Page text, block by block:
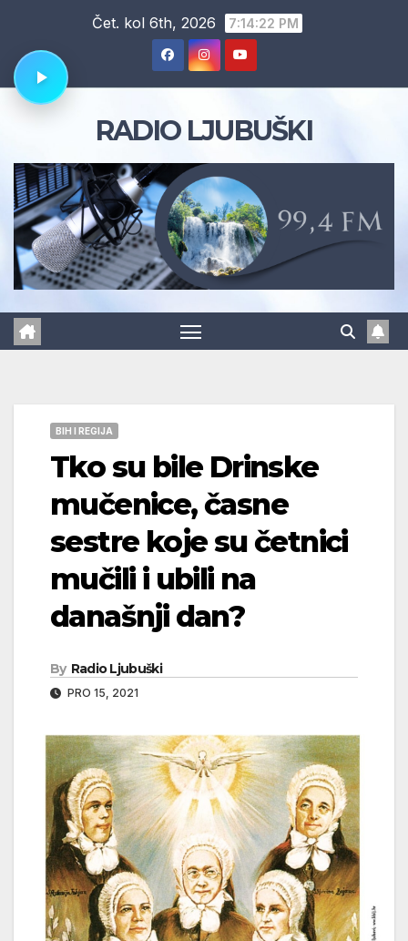
content
Čet. kol 6th, 2026 7:14:23 PM
RADIO LJUBUŠKI
BIH I REGIJA
Tko su bile Drinske
mučenice, časne
sestre koje su četnici
mučili i ubili na
današnji dan?
By Radio Ljubuški
PRO 15, 2021